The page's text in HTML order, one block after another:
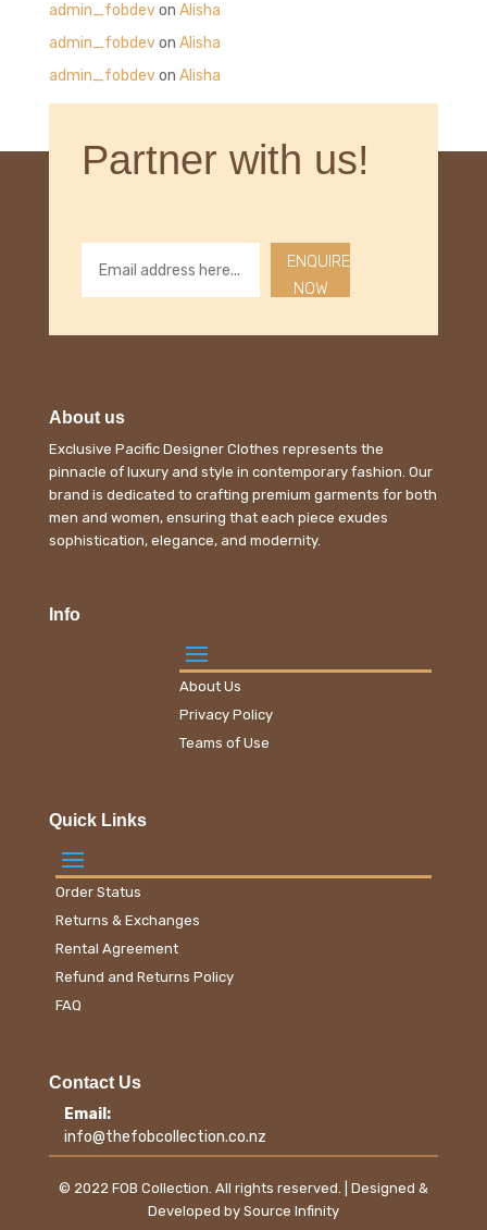
admin_fobdevon Alisha
admin_fobdevon Alisha
admin_fobdevon Alisha
Partner with us!
ENQUIRE
NOW
About us
Exclusive Pacific Designer Clothes represents the
pinnacle of luxury and style in contemporary fashion. Our
brand is dedicated to crafting premium garments for both
men and women, ensuring that each piece exudes
sophistication, elegance, and modernity.
Info
About Us
Privacy Policy
Teams of Use
Quick Links
Order Status
Returns & Exchanges
Rental Agreement
Refund and Returns Policy
FAQ
Contact Us
Email:
info@thefobcollection.co.nz
© 2022 FOB Collection. All rights reserved. | Designed &
Developed by Source Infinity